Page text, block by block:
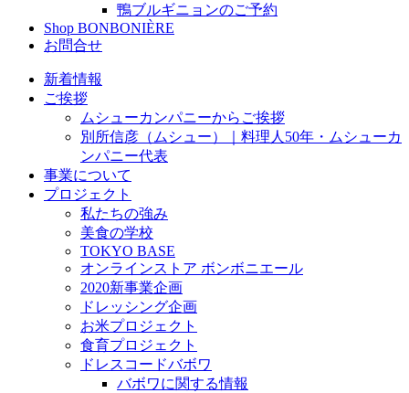
鴨ブルギニョンのご予約
Shop BONBONIÈRE
お問合せ
新着情報
ご挨拶
ムシューカンパニーからご挨拶
別所信彦（ムシュー）｜料理人50年・ムシューカ
ンパニー代表
事業について
プロジェクト
私たちの強み
美食の学校
TOKYO BASE
オンラインストア ボンボニエール
2020新事業企画
ドレッシング企画
お米プロジェクト
食育プロジェクト
ドレスコードバボワ
バボワに関する情報